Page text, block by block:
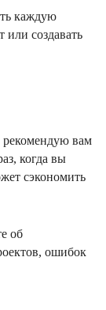
каждую
или создавать
рекомендую вам
когда вы
сэкономить
об
ошибок